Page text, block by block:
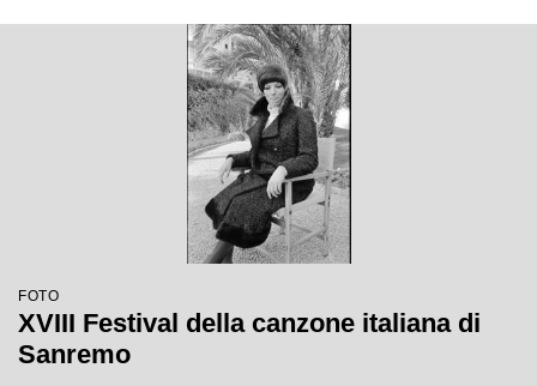
FOTO
XVIII Festival della canzone italiana di
Sanremo